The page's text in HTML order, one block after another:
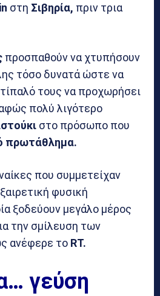
στη Σιβηρία, πριν τρια
προσπαθούν να χτυπήσουν
τόσο δυνατά ώστε να
τους να προχωρήσει
πολύ λιγότερο
στο πρόσωπο που
πρωτάθλημα.
που συμμετείχαν
φυσική
ξοδεύουν μεγάλο μέρος
την σμίλευση των
ανέφερε το RT.
γεύση